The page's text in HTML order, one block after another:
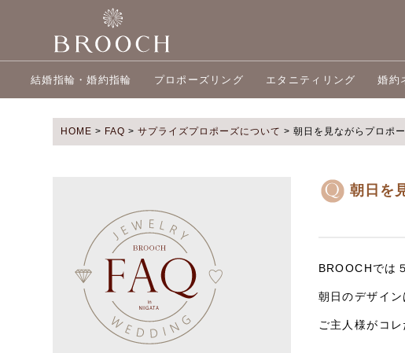
結婚指輪・婚約指輪 プロポーズリング エタニティリング 婚約
HOME > FAQ > サプライズプロポーズについて > 朝日を見ながらプロポ
朝日を
BROOCHでは
朝日のデザイ
ご主人様がコ